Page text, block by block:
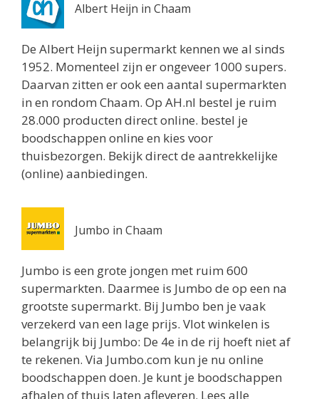
Lidl Breda
Jorisstraat 30
Breda 4834VD
8.2 km
Routebeschrijving
Jumbo Baarle-Nassau
Sint Annaplein 15
Baarle-Nassau 5111CA
8.3 km
Aldi Baarle-Nassau
Stationsstraat 29
8.3 km
Routebeschrijving
Aldi Breda
Allerheiligenweg 85
Breda 4834TN
8.3 km
Albert Heijn in Chaam
De Albert Heijn supermarkt kennen we al sinds
1952. Momenteel zijn er ongeveer 1000 supers.
Daarvan zitten er ook een aantal supermarkten
in en rondom Chaam. Op AH.nl bestel je ruim
28.000 producten direct online. bestel je
boodschappen online en kies voor
thuisbezorgen. Bekijk direct de aantrekkelijke
(online) aanbiedingen.
Jumbo in Chaam
Jumbo is een grote jongen met ruim 600
supermarkten. Daarmee is Jumbo de op een na
grootste supermarkt. Bij Jumbo ben je vaak
verzekerd van een lage prijs. Vlot winkelen is
belangrijk bij Jumbo: De 4e in de rij hoeft niet af
te rekenen. Via Jumbo.com kun je nu online
boodschappen doen. Je kunt je boodschappen
afhalen of thuis laten afleveren. Lees alle